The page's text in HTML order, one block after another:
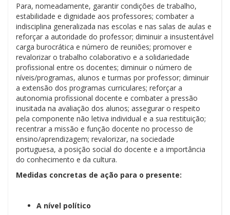
Para, nomeadamente, garantir condições de trabalho,
estabilidade e dignidade aos professores; combater a
indisciplina generalizada nas escolas e nas salas de aulas e
reforçar a autoridade do professor; diminuir a insustentável
carga burocrática e número de reuniões; promover e
revalorizar o trabalho colaborativo e a solidariedade
profissional entre os docentes; diminuir o número de
níveis/programas, alunos e turmas por professor; diminuir
a extensão dos programas curriculares; reforçar a
autonomia profissional docente e combater a pressão
inusitada na avaliação dos alunos; assegurar o respeito
pela componente não letiva individual e a sua restituição;
recentrar a missão e função docente no processo de
ensino/aprendizagem; revalorizar, na sociedade
portuguesa, a posição social do docente e a importância
do conhecimento e da cultura.
Medidas concretas de ação para o presente:
A nível político